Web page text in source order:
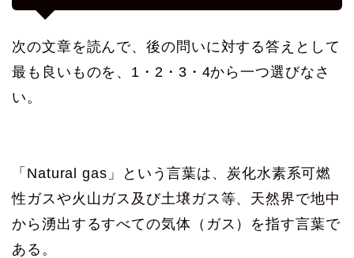
次の文章を読んで、後の問いに対する答えとして
最も良いものを、1・2・3・4から一つ選びなさ
い。
「Natural gas」という言葉は、炭化水素系可燃
性ガスや火山ガス及び土壌ガス等、天然界で地中
から湧出するすべての気体（ガス）を指す言葉で
ある。